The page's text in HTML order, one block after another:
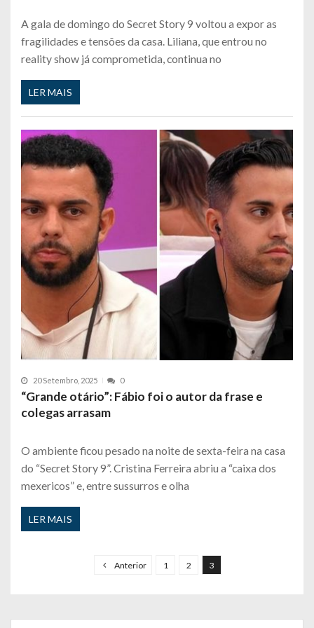
A gala de domingo do Secret Story 9 voltou a expor as
fragilidades e tensões da casa. Liliana, que entrou no
reality show já comprometida, continua no
LER MAIS
20 Setembro, 2025 0
“Grande otário”: Fábio foi o autor da frase e
colegas arrasam
O ambiente ficou pesado na noite de sexta-feira na casa
do “Secret Story 9”. Cristina Ferreira abriu a “caixa dos
mexericos” e, entre sussurros e olha
LER MAIS
n
Anterior 1 2 3